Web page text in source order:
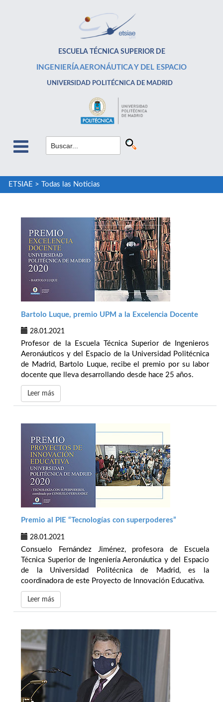
ESCUELA TÉCNICA SUPERIOR DE
INGENIERÍA AERONÁUTICA Y DEL ESPACIO
UNIVERSIDAD POLITÉCNICA DE MADRID
ETSIAE > Todas las Noticias
Bartolo Luque, premio UPM a la Excelencia Docente
28.01.2021
Profesor de la Escuela Técnica Superior de Ingenieros
Aeronáuticos y del Espacio de la Universidad Politécnica
de Madrid, Bartolo Luque, recibe el premio por su labor
docente que lleva desarrollando desde hace 25 años.
Leer más
Premio al PIE “Tecnologías con superpoderes”
28.01.2021
Consuelo Fernández Jiménez, profesora de Escuela
Técnica Superior de Ingeniería Aeronáutica y del Espacio
de la Universidad Politécnica de Madrid, es la
coordinadora de este Proyecto de Innovación Educativa.
Leer más